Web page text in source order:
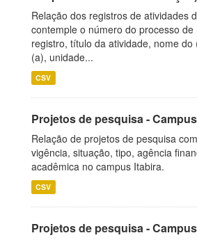
Relação dos registros de atividades
contemple o número do processo
registro, título da atividade, nome
(a), unidade...
CSV
Projetos de pesquisa -
Relação de projetos de pesquisa
vigência, situação, tipo, agência
acadêmica no campus Itabira.
CSV
Projetos de pesquisa -